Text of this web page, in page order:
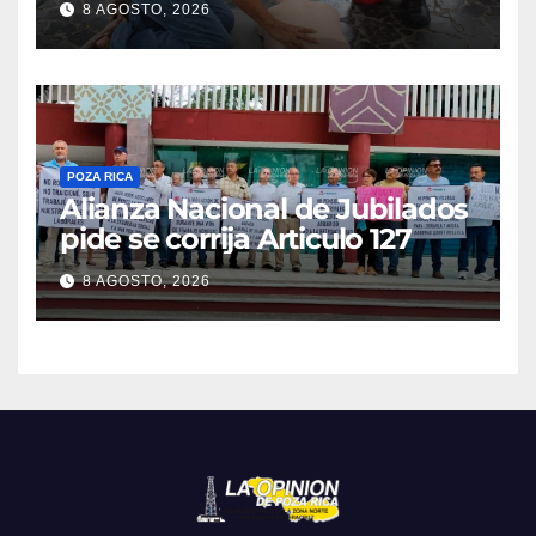
8 AGOSTO, 2026
POZA RICA
Alianza Nacional de Jubilados
pide se corrija Articulo 127
8 AGOSTO, 2026